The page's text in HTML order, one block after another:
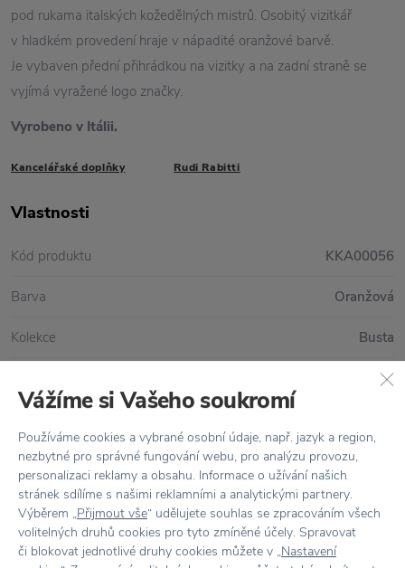
Vše skladem,odesíláme ihned
Doprava zdarmanad 2 000 Kč
Vrácení zbožído 30 dnů
pod rukama italských kožedělných mistrů. Osobitý vizitkář
v hladkém provedení hraje v nápadité oranžové barvě.
Je vybaven přední přihrádkou na vizitky a na zadní straně se
vyjímá vyražené logo značky.
Vyrobeno v Itálii.
Kancelářské doplňky Rudi Rabitti
Vlastnosti
Kód produktu KKA00056
Barva Oranžová
Kolekce Busta
11 x 7 cm
Vážíme si Vašeho soukromí
Používáme cookies a vybrané osobní údaje, např. jazyk a region,
nezbytné pro správné fungování webu, pro analýzu provozu,
personalizaci reklamy a obsahu. Informace o užívání našich
stránek sdílíme s našimi reklamními a analytickými partnery.
Výběrem „Přijmout vše“ udělujete souhlas se zpracováním všech
volitelných druhů cookies pro tyto zmíněné účely. Spravovat
či blokovat jednotlivé druhy cookies můžete v „Nastavení